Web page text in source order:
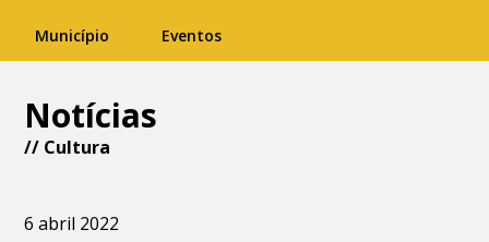
Município Eventos
Notícias
// Cultura
6 abril 2022